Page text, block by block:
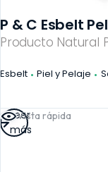
Producto Natural
P & C Esbelt
Esbelt Piel y Pelaje
Vista rápida
Leer
más